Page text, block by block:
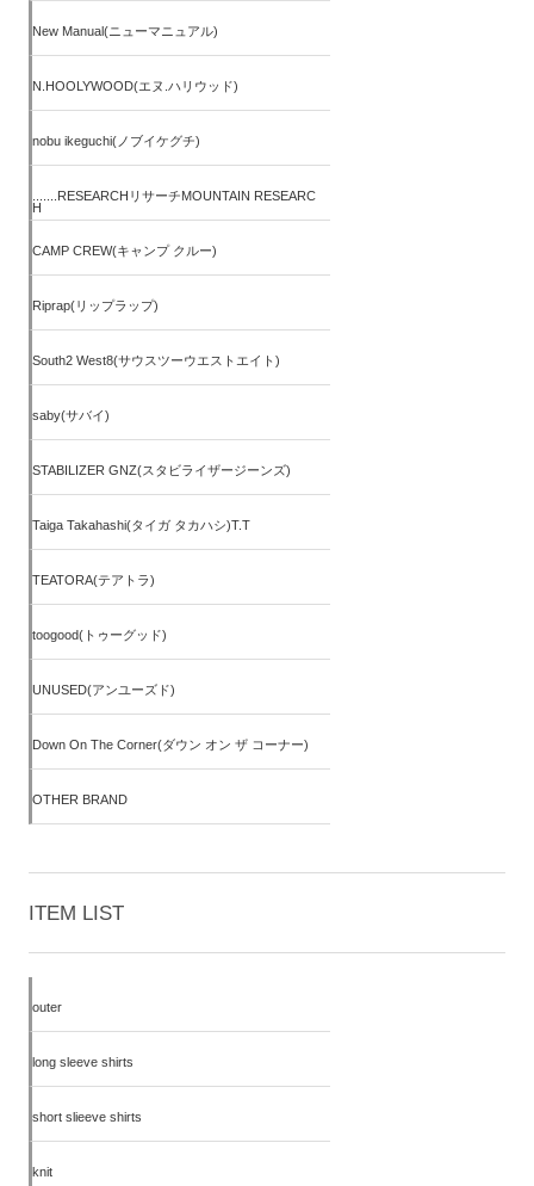
New Manual(ニューマニュアル)
N.HOOLYWOOD(エヌ.ハリウッド)
nobu ikeguchi(ノブイケグチ)
.......RESEARCHリサーチMOUNTAIN RESEARC
H
CAMP CREW(キャンプ クルー)
Riprap(リップラップ)
South2 West8(サウスツーウエストエイト)
saby(サバイ)
STABILIZER GNZ(スタビライザージーンズ)
Taiga Takahashi(タイガ タカハシ)T.T
TEATORA(テアトラ)
toogood(トゥーグッド)
UNUSED(アンユーズド)
Down On The Corner(ダウン オン ザ コーナー)
OTHER BRAND
ITEM LIST
outer
long sleeve shirts
short slieeve shirts
knit